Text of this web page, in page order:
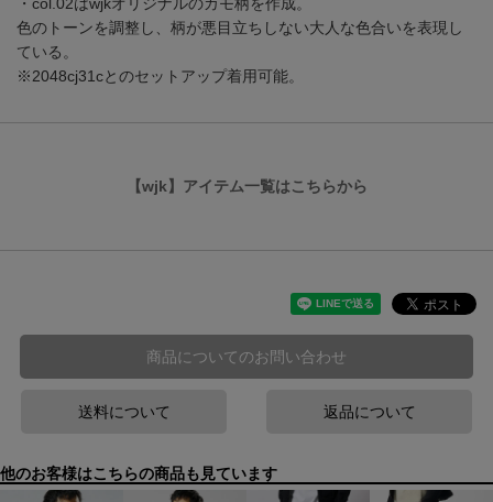
・col.02はwjkオリジナルのカモ柄を作成。
色のトーンを調整し、柄が悪目立ちしない大人な色合いを表現し
ている。
※2048cj31cとのセットアップ着用可能。
【wjk】アイテム一覧はこちらから
商品についてのお問い合わせ
送料について 返品について
他のお客様はこちらの商品も見ています